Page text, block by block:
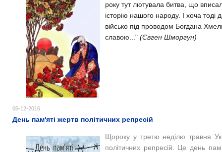
року тут лютувала битва, що
історію нашого народу. І хоча тоді
військо під проводом Богдана
славою..." (Євген Шморгун)
05-12-2016
День пам'яті жертв політичних репресій
Щороку у третю неділю травня
політичних репресій. Це день